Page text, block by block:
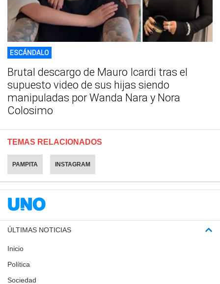
ESCÁNDALO
Brutal descargo de Mauro Icardi tras el
supuesto video de sus hijas siendo
manipuladas por Wanda Nara y Nora
Colosimo
TEMAS RELACIONADOS
PAMPITA INSTAGRAM
ÚLTIMAS NOTICIAS
Inicio
Política
Sociedad